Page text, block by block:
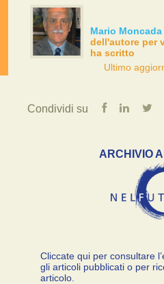
Mario
dell'autore per
ha scritto
Ultimo
Condividi su
ARCHIVIO
Cliccate qui per consultare
gli articoli pubblicati o per
articolo.